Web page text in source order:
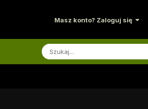
Masz konto? Zaloguj się